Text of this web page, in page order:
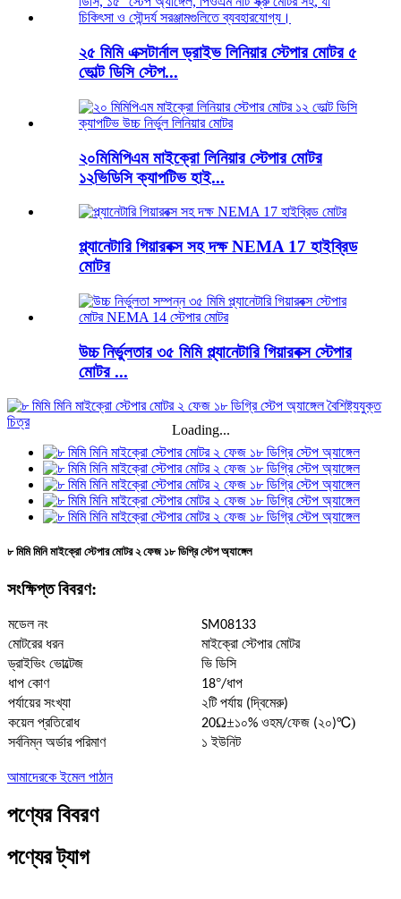
২৫ মিমি এক্সটার্নাল ড্রাইভ লিনিয়ার স্টেপার মোটর ৫
ভোল্ট ডিসি স্টেপ...
২০মিমিপিএম মাইক্রো লিনিয়ার স্টেপার মোটর
১২ভিডিসি ক্যাপটিভ হাই...
প্ল্যানেটারি গিয়ারবক্স সহ দক্ষ NEMA 17 হাইব্রিড
মোটর
উচ্চ নির্ভুলতার ৩৫ মিমি প্ল্যানেটারি গিয়ারবক্স স্টেপার
মোটর ...
Loading...
৮ মিমি মিনি মাইক্রো স্টেপার মোটর ২ ফেজ ১৮ ডিগ্রি স্টেপ অ্যাঙ্গেল
সংক্ষিপ্ত বিবরণ:
মডেল নং
SM08133
মোটরের ধরন
মাইক্রো স্টেপার মোটর
ড্রাইভিং ভোল্টেজ
ভি ডিসি
ধাপ কোণ
18°/ধাপ
পর্যায়ের সংখ্যা
২টি পর্যায় (দ্বিমেরু)
কয়েল প্রতিরোধ
20Ω±১০% ওহম/ফেজ (২০)℃)
সর্বনিম্ন অর্ডার পরিমাণ ১ ইউনিট
আমাদেরকে ইমেল পাঠান
পণ্যের বিবরণ
পণ্যের ট্যাগ